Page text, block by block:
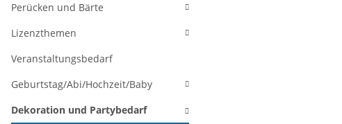
Perücken und Bärte
Lizenzthemen
Veranstaltungsbedarf
Geburtstag/Abi/Hochzeit/Baby
Dekoration und Partybedarf